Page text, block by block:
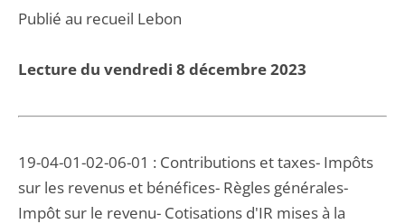
Publié au recueil Lebon
Lecture du vendredi 8 décembre 2023
19-04-01-02-06-01 : Contributions et taxes- Impôts
sur les revenus et bénéfices- Règles générales-
Impôt sur le revenu- Cotisations d'IR mises à la